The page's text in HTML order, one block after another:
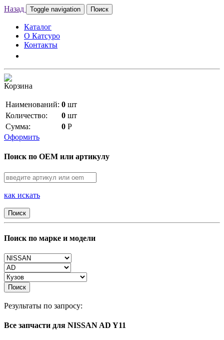
Назад Toggle navigation Поиск
Каталог
О Катсуро
Контакты
Корзина
Наименований: 0 шт
Количество:
0 шт
Сумма:
0 Р
Оформить
Поиск по OEM или артикулу
как искать
Поиск
Поиск по марке и модели
Поиск
Результаты по запросу:
Все запчасти для NISSAN AD Y11